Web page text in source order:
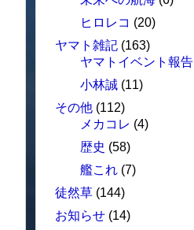
ヒロレコ (20)
ヤマト雑記 (163)
ヤマトイベント報告
小林誠 (11)
その他 (112)
メカコレ (4)
歴史 (58)
艦これ (7)
徒然草 (144)
お知らせ (14)